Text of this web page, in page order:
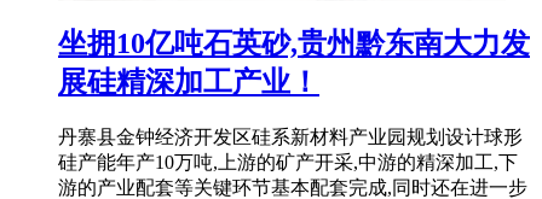
坐拥10亿吨石英砂,贵州黔东南大力发
展硅精深加工产业！
丹寨县金钟经济开发区硅系新材料产业园规划设计球形
硅产能年产10万吨,上游的矿产开采,中游的精深加工,下
游的产业配套等关键环节基本配套完成,同时还在进一步